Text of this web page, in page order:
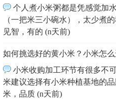
个人煮小米粥都是凭感觉加
（一把米三小碗水），太少煮
见智，有的 (n天前)
如何挑选好的黄小米？小米怎么
小米收购加工环节有很多不
米建议选择有小米种植基地的
米，品质 (n天前)